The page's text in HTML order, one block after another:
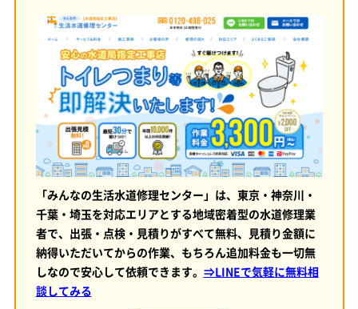
「みんなの生活水道修理センター」は、東京・神奈川・
千葉・埼玉を対応エリアとする地域密着型の水道修理業
者で、出張・点検・見積りがすべて無料、見積り金額に
納得いただいてからの作業、もちろん追加料金も一切無
しなので安心して依頼できます。 ⇒LINEで気軽に無料相
談してみる